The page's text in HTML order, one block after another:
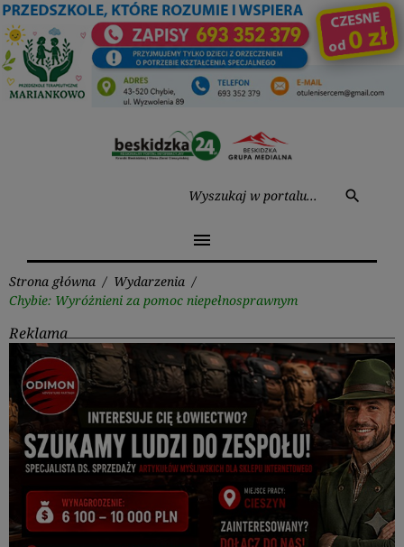
Przejdź
do
treści
search
menu
Strona główna / Wydarzenia /
Chybie: Wyróżnieni za pomoc niepełnosprawnym
Reklama